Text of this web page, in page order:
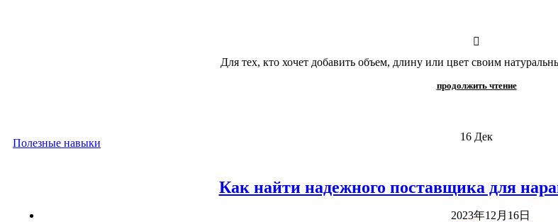
Для тех, кто хочет добавить объем, длину или цвет своим
продолжить чтение
16 Дек
Полезные навыки
Как найти надежного поставщика для
2023年12月16日